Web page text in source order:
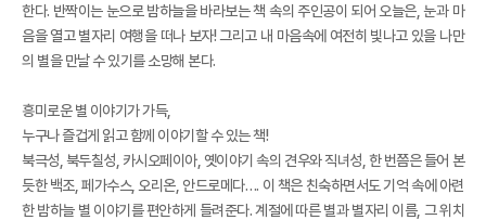
한다. 반짝이는 눈으로 밤하늘을 바라보는 책 속의 주인공이 되어 오늘은, 눈과 마
음을 열고 별자리 여행을 떠나 보자! 그리고 내 마음속에 여전히 빛나고 있을 나만
의 별을 만날 수 있기를 소망해 본다.
흥미로운 별 이야기가 가득,
누구나 즐겁게 읽고 함께 이야기할 수 있는 책!
북극성, 북두칠성, 카시오페이아, 옛이야기 속의 견우와 직녀성, 한 번쯤은 들어 본
듯한 백조, 페가수스, 오리온, 안드로메다…. 이 책은 친숙하면서도 기억 속에 아련
한 밤하늘 별 이야기를 편안하게 들려준다. 계절에 따른 별과 별자리 이름, 그 위치